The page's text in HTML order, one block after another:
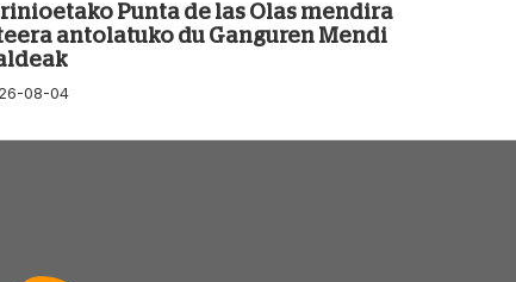
Punta de las Olas mendira
antolatuko du Ganguren Mendi
08-04